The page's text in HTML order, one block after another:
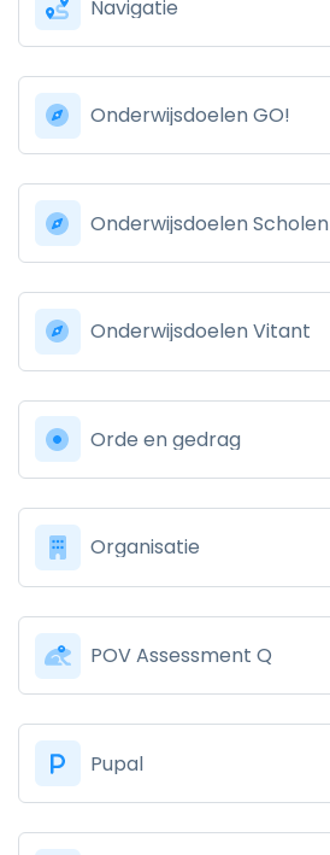
Navigatie
Onderwijsdoelen GO!
Onderwijsdoelen Scholen
Onderwijsdoelen Vitant
Orde en gedrag
Organisatie
POV Assessment Q
Pupal